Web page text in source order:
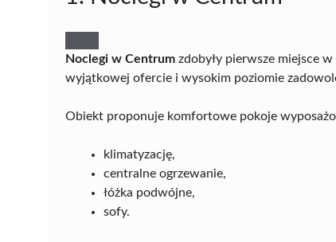
Noclegi w Centrum zdobyły pierwsze miejsce
wyjątkowej ofercie i wysokim poziomie
Obiekt proponuje komfortowe pokoje
klimatyzację,
centralne ogrzewanie,
łóżka podwójne,
sofy.